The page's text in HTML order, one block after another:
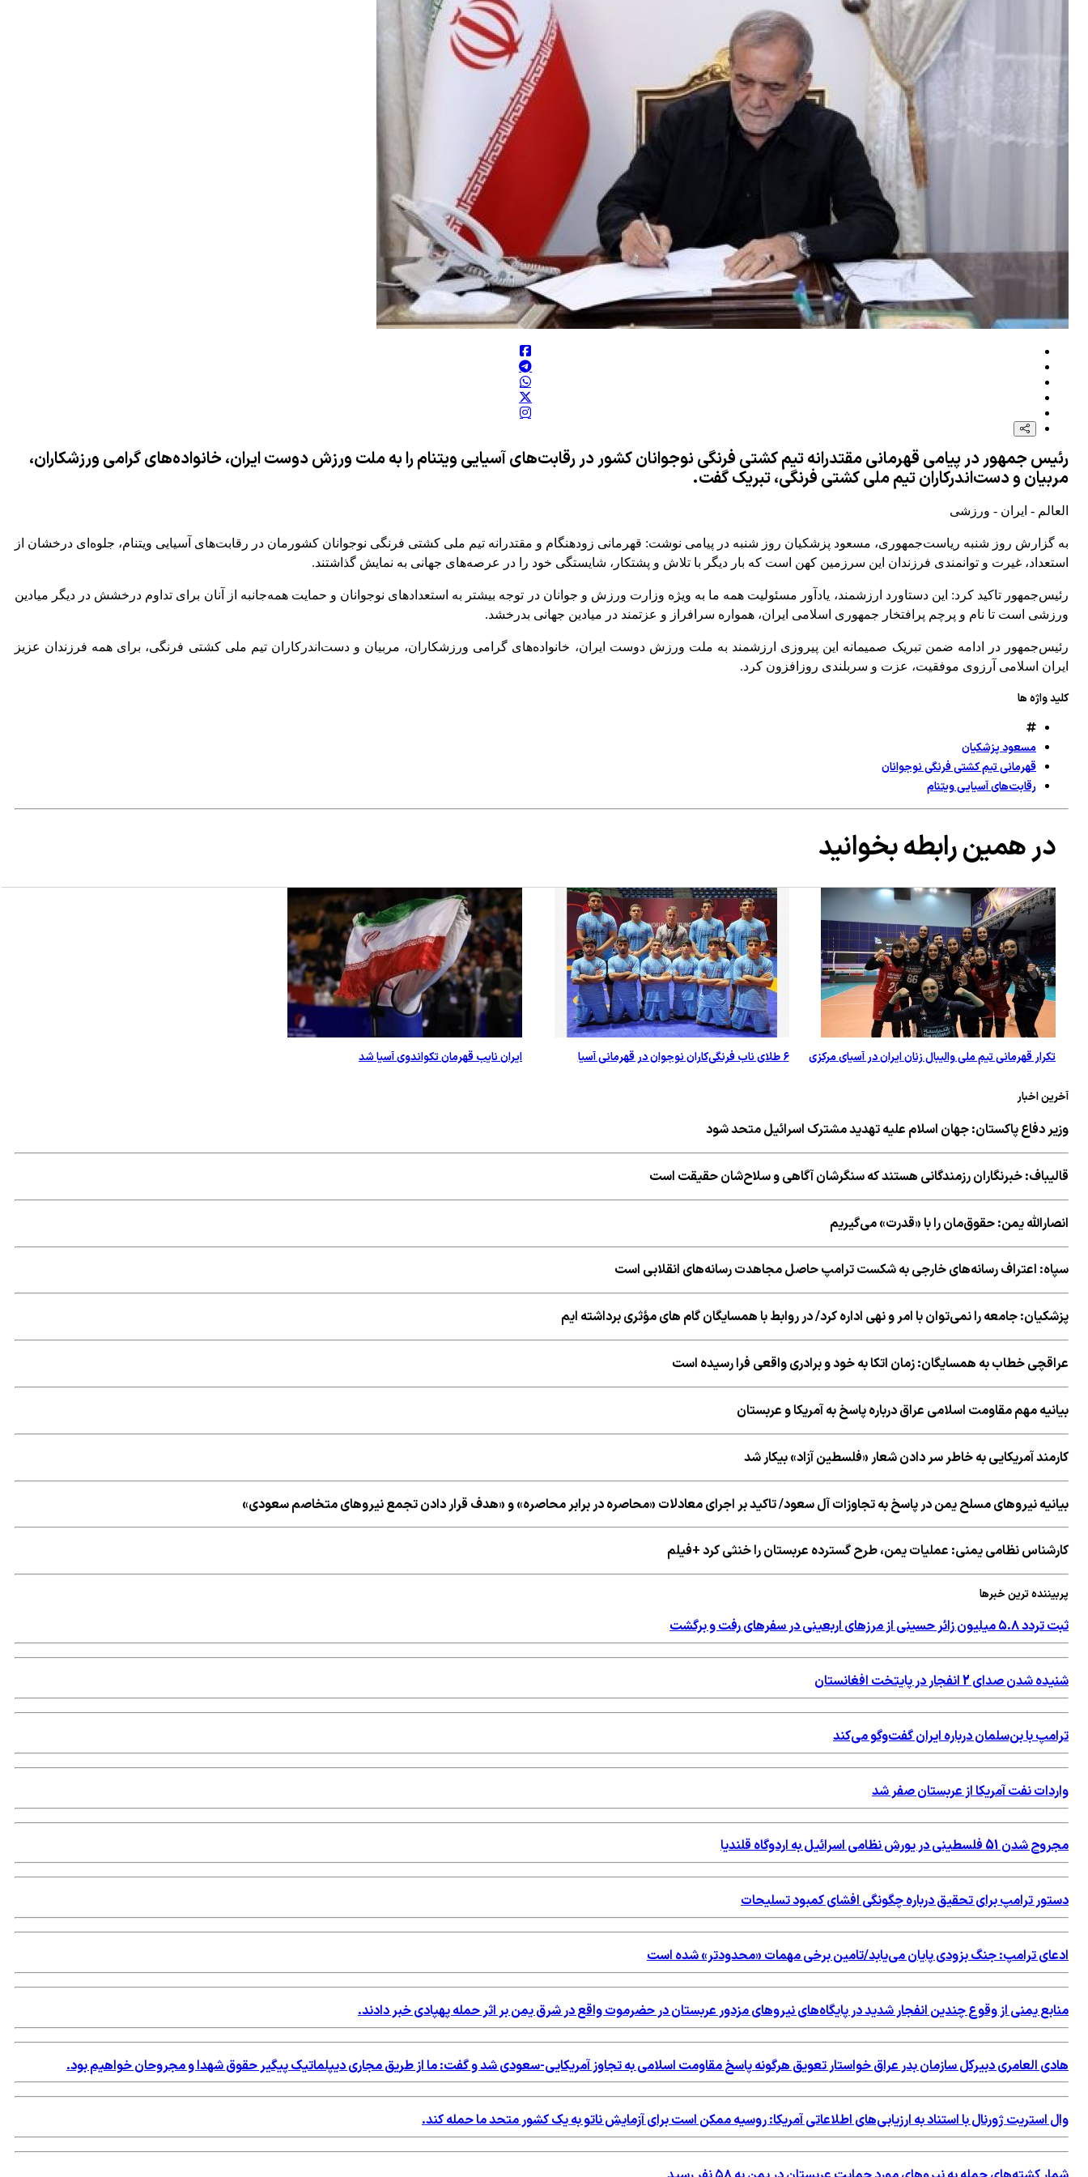
سردرگمی تل‌آویو در برابر توافق و افزایش ترس از امتیازدهی آمریکا! +فیلم
کارشناس نظامی یمنی: عملیات یمن، طرح گسترده عربستان را خنثی کرد +فیلم
وزیر دفاع پاکستان: جهان اسلام علیه تهدید مشترک اسرائیل متحد شود
رئیس جمهور در پیامی قهرمانی مقتدرانه تیم کشتی فرنگی نوجوانان کشور در رقابت‌های آسیایی ویتنام را به ملت ورزش دوست ایران، خانواده‌های گرامی ورزشکاران،
مربیان و دست‌اندرکاران تیم ملی کشتی فرنگی، تبریک گفت.
العالم - ایران - ورزشی
به گزارش روز شنبه ریاست‌جمهوری، مسعود پزشکیان روز شنبه در پیامی نوشت: قهرمانی زودهنگام و مقتدرانه تیم ملی کشتی فرنگی نوجوانان کشورمان در رقابت‌های آسیایی ویتنام، جلوه‌ای درخشان از
استعداد، غیرت و توانمندی فرزندان این سرزمین کهن است که بار دیگر با تلاش و پشتکار، شایستگی خود را در عرصه‌های جهانی به نمایش گذاشتند.
رئیس‌جمهور تاکید کرد: این دستاورد ارزشمند، یادآور مسئولیت همه ما به ویژه وزارت ورزش و جوانان در توجه بیشتر به استعدادهای نوجوانان و حمایت همه‌جانبه از آنان برای تداوم درخشش در دیگر میادین
ورزشی است تا نام و پرچم پرافتخار جمهوری اسلامی ایران، همواره سرافراز و عزتمند در میادین جهانی بدرخشد.
رئیس‌جمهور در ادامه ضمن تبریک صمیمانه این پیروزی ارزشمند به ملت ورزش دوست ایران، خانواده‌های گرامی ورزشکاران، مربیان و دست‌اندرکاران تیم ملی کشتی فرنگی، برای همه فرزندان عزیز
ایران اسلامی آرزوی موفقیت، عزت و سربلندی روزافزون کرد.
کلید واژه ها
مسعود پزشکیان
قهرمانی تیم کشتی فرنگی نوجوانان
رقابت‌های آسیایی ویتنام
در همین رابطه بخوانید
تکرار قهرمانی تیم ملی والیبال زنان ایران در آسیای مرکزی ۶ طلای ناب فرنگی‌کاران نوجوان در قهرمانی آسیا ایران نایب قهرمان تکواندوی آسیا شد
آخرین اخبار
وزیر دفاع پاکستان: جهان اسلام علیه تهدید مشترک اسرائیل متحد شود
قالیباف: خبرنگاران رزمندگانی هستند که سنگرشان آگاهی و سلاح‌شان حقیقت است
انصارالله یمن: حقوق‌مان را با «قدرت» می‌گیریم
سپاه: اعتراف رسانه‌های خارجی به شکست ترامپ حاصل مجاهدت رسانه‌های انقلابی است
پزشکیان: جامعه را نمی‌توان با امر و نهی اداره کرد/ در روابط با همسایگان گام های مؤثری برداشته ایم
عراقچی خطاب به همسایگان: زمان اتکا به خود و برادری واقعی فرا رسیده است
بیانیه مهم مقاومت اسلامی عراق درباره پاسخ به آمریکا و عربستان
کارمند آمریکایی به خاطر سر دادن شعار «فلسطین آزاد» بیکار شد
بیانیه نیروهای مسلح یمن در پاسخ به تجاوزات آل سعود/ تاکید بر اجرای معادلات «محاصره در برابر محاصره» و «هدف قرار دادن تجمع نیروهای متخاصم سعودی»
کارشناس نظامی یمنی: عملیات یمن، طرح گسترده عربستان را خنثی کرد +فیلم
پربیننده ترین خبرها
ثبت تردد ۵.۸ میلیون زائر حسینی از مرزهای اربعینی در سفرهای رفت و برگشت
شنیده شدن صدای 2 انفجار در پایتخت افغانستان
ترامپ با بن‌سلمان درباره ایران گفت‌وگو می‌کند
واردات نفت آمریکا از عربستان صفر شد
مجروح شدن 51 فلسطینی در یورش نظامی اسرائیل به اردوگاه قلندیا
دستور ترامپ برای تحقیق درباره چگونگی افشای کمبود تسلیحات
ادعای ترامپ: جنگ بزودی پایان می‌یابد/تامین برخی مهمات «محدودتر» شده است
منابع یمنی از وقوع چندین انفجار شدید در پایگاه‌های نیروهای مزدور عربستان در حضرموت واقع در شرق یمن بر اثر حمله پهپادی خبر دادند.
هادی العامری دبیرکل سازمان بدر عراق خواستار تعویق هرگونه پاسخ مقاومت اسلامی به تجاوز آمریکایی-سعودی شد و گفت: ما از طریق مجاری دیپلماتیک پیگیر حقوق شهدا و مجروحان خواهیم بود.
وال استریت ژورنال با استناد به ارزیابی‌های اطلاعاتی آمریکا: روسیه ممکن است برای آزمایش ناتو به یک کشور متحد ما حمله کند.